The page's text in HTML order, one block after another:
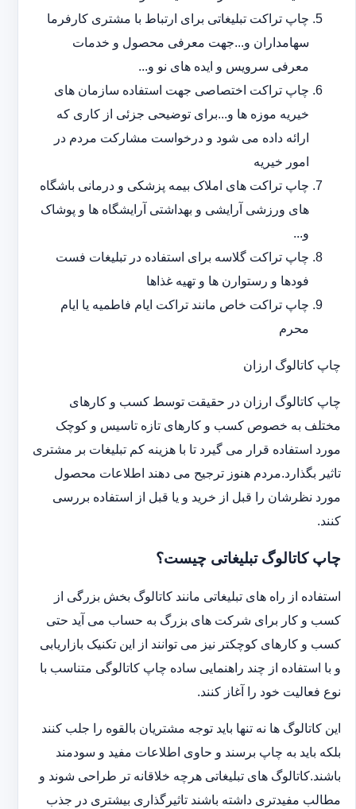
چاپ تراکت تبلیغاتی برای ارتباط با مشتری کارفرما
سهامداران و...جهت معرفی محصول و خدمات
معرفی سرویس و ایده های نو و...
چاپ تراکت اختصاصی جهت استفاده سازمان های
خیریه موزه ها و...برای توضیحی جزئی از کاری که
ارائه داده می شود و درخواست مشارکت مردم در
امور خیریه
چاپ تراکت های املاک بیمه پزشکی و درمانی باشگاه
های ورزشی آرایشی و بهداشتی آرایشگاه ها و پوشاک
و...
چاپ تراکت گلاسه برای استفاده در تبلیغات فست
فودها و رستوارن ها و تهیه غذاها
چاپ تراکت خاص مانند تراکت ایام فاطمیه یا ایام
محرم
چاپ کاتالوگ ارزان
چاپ کاتالوگ ارزان در حقیقت توسط کسب و کارهای
مختلف به خصوص کسب و کارهای تازه تاسیس و کوچک
مورد استفاده قرار می گیرد تا با هزینه کم تبلیغات بر مشتری
تاثیر بگذارد.مردم هنوز ترجیح می دهند اطلاعات محصول
مورد نظرشان را قبل از خرید و یا قبل از استفاده بررسی
کنند.
چاپ کاتالوگ تبلیغاتی چیست؟
استفاده از راه های تبلیغاتی مانند کاتالوگ بخش بزرگی از
کسب و کار برای شرکت های بزرگ به حساب می آید حتی
کسب و کارهای کوچکتر نیز می توانند از این تکنیک بازاریابی
و با استفاده از چند راهنمایی ساده چاپ کاتالوگی متناسب با
نوع فعالیت خود را آغاز کنند.
این کاتالوگ ها نه تنها باید توجه مشتریان بالقوه را جلب کنند
بلکه باید به چاپ برسند و حاوی اطلاعات مفید و سودمند
باشند.کاتالوگ های تبلیغاتی هرچه خلاقانه تر طراحی شوند و
مطالب مفیدتری داشته باشند تاثیرگذاری بیشتری در جذب